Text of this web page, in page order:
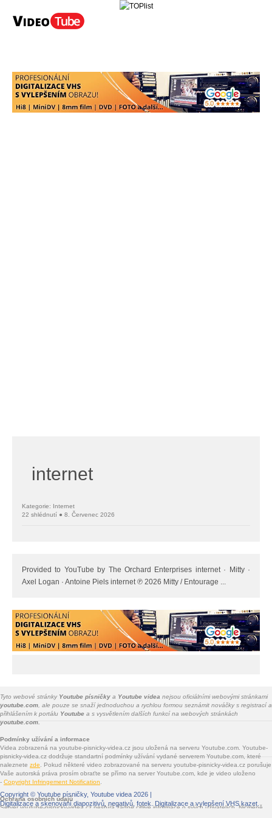
internet
Kategorie: Internet
22 shlédnutí ● 8. Červenec 2026
Provided to YouTube by The Orchard Enterprises internet · Mitty ·
Axel Logan · Antoine Piels internet ℗ 2026 Mitty / Entourage ...
Tyto webové stránky Youtube písničky a Youtube videa nejsou oficiálními webovými stránkami
youtube.com , ale pouze se snaží jednoduchou a rychlou formou seznámit nováčky s registrací a
přihlášením k portálu Youtube a s vysvětlením dalších funkcí na webových stránkách
youtube.com.
Podmínky užívání a informace
Videa zobrazená na youtube-pisnicky-videa.cz jsou uložená na serveru Youtube.com. Youtube-
pisnicky-videa.cz dodržuje standartní podmínky užívání vydané serverem Youtube.com, které
naleznete zde . Pokud některé video zobrazované na serveru youtube-pisnicky-videa.cz porušuje
Vaše autorská práva prosím obraťte se přímo na server Youtube.com, kde je video uloženo
- Copyright Infringement Notification
Ochrana osobních údajů
Server youtube-pisnicky-videa.cz nesbírá žádné citlivé informace o svých uživatelích. Nicméně
Copyright © Youtube písničky, Youtube videa 2026 |
Digitalizace a skenování diapozitivů, negativů, fotek . Digitalizace a vylepšení VHS kazet.